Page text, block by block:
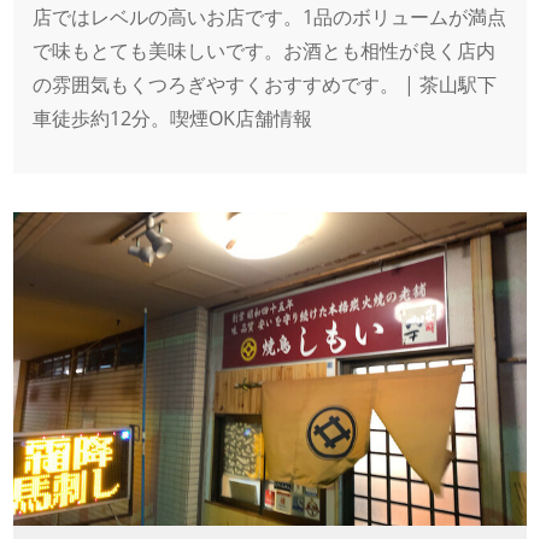
店ではレベルの高いお店です。1品のボリュームが満点
で味もとても美味しいです。お酒とも相性が良く店内
の雰囲気もくつろぎやすくおすすめです。 | 茶山駅下
車徒歩約12分。喫煙OK店舗情報